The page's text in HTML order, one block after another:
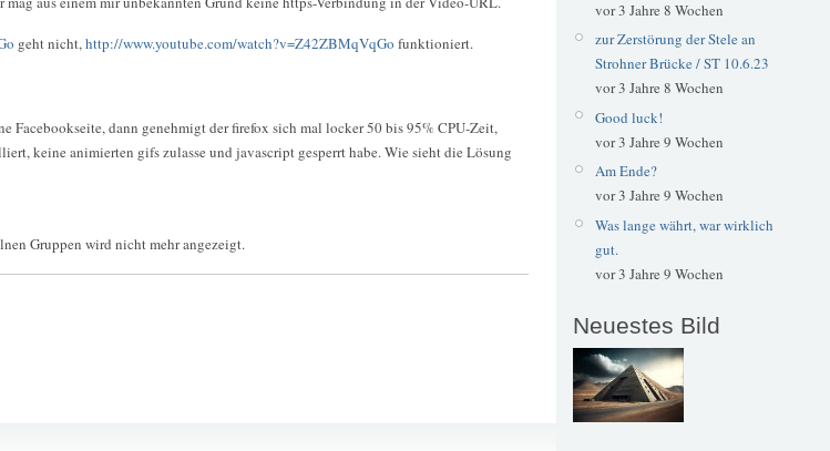
geht nicht,http://www.youtube.com/watch?v=Z42ZBMqVqGo funktioniert.
Facebookseite, dann genehmigt der firefox sich mal locker 50 bis 95% CPU-Zeit,
keine animierten gifs zulasse und javascript gesperrt habe. Wie sieht die Lösung
Gruppen wird nicht mehr angezeigt.
vor 3 Jahre 8 Wochen
zur Zerstörung der Stele an
Strohner Brücke / ST 10.6.23
vor 3 Jahre 8 Wochen
Good luck!
vor 3 Jahre 9 Wochen
Am Ende?
vor 3 Jahre 9 Wochen
Was lange währt, war wirklich
gut.
vor 3 Jahre 9 Wochen
Neuestes Bild